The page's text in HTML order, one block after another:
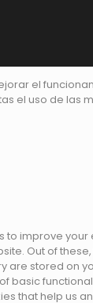
el
el uso de las
to improve
Out of
are stored on
basic
that help us